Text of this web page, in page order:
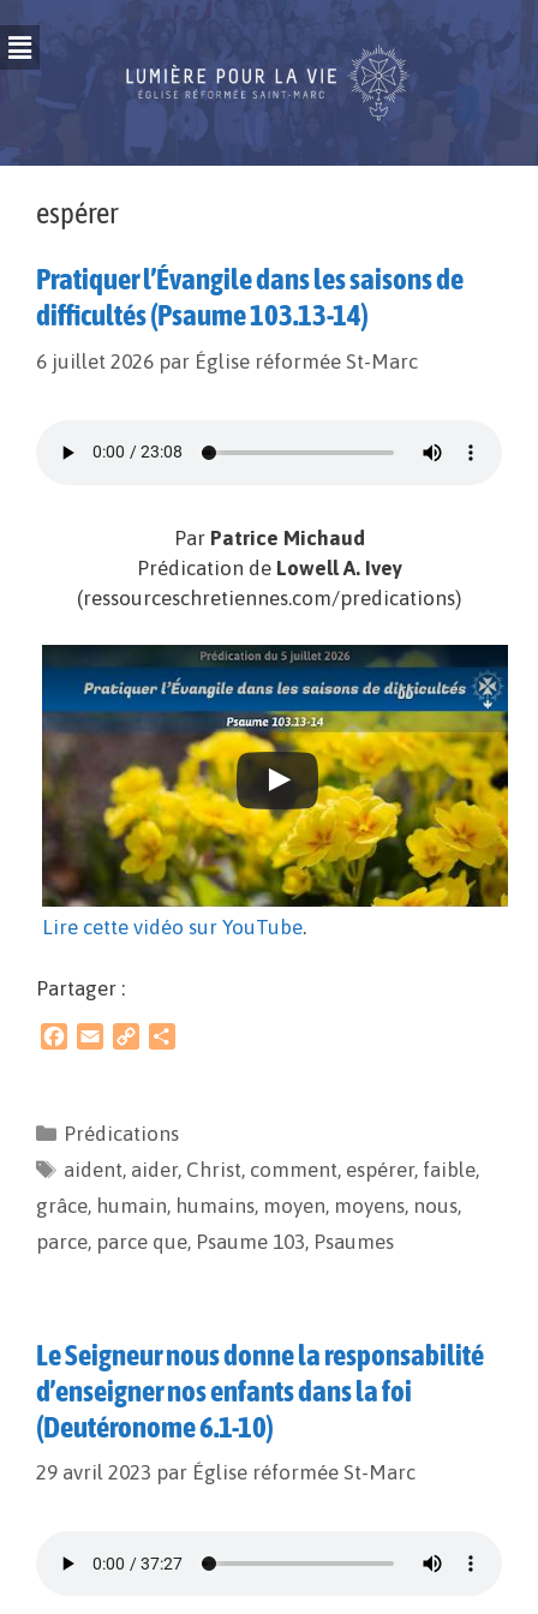
espérer
Pratiquer l’Évangile dans les saisons de
difficultés (Psaume 103.13-14)
6 juillet 2026 par Église réformée St-Marc
Par Patrice Michaud
Prédication de Lowell A. Ivey
(ressourceschretiennes.com/predications)
Lire cette vidéo sur YouTube.
Partager :
b
o
l
L
i
a
g
e
Prédications
aident, aider, Christ, comment, espérer, faible,
grâce, humain, humains, moyen, moyens, nous,
parce, parce que, Psaume 103, Psaumes
Le Seigneur nous donne la responsabilité
d’enseigner nos enfants dans la foi
(Deutéronome 6.1-10)
29 avril 2023 par Église réformée St-Marc